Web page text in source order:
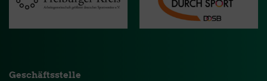
Geschäftsstelle